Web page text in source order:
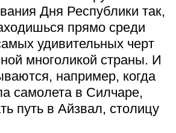
Дня Республики так,
прямо среди
удивительных черт
многоликой страны. И
например, когда
самолета в Силчаре,
путь в Айзвал, столицу